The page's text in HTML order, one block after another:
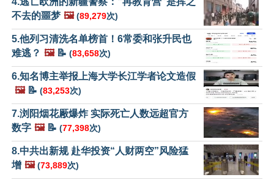
不去的噩梦 🖼️ (89,279次)
5.他列习清洗名单榜首！6常委和张升民也
难逃？ 🖼️📝 (83,658次)
6.知名博主举报上海大学长江学者论文造假
🖼️📝 (83,253次)
7.浏阳烟花厰爆炸 实际死亡人数远超官方
数字 🖼️📝 (77,398次)
8.中共出新规 赴华投资“人财两空”风险猛
增 🖼️ (73,889次)